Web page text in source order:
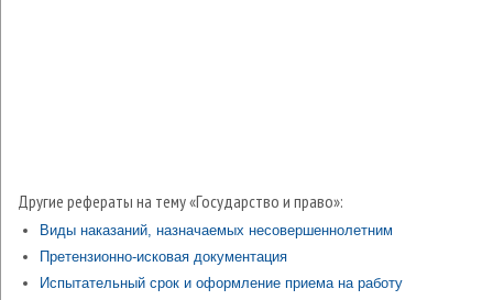
Другие рефераты на тему «Государство и право»:
Виды наказаний, назначаемых несовершеннолетним
Претензионно-исковая документация
Испытательный срок и оформление приема на работу